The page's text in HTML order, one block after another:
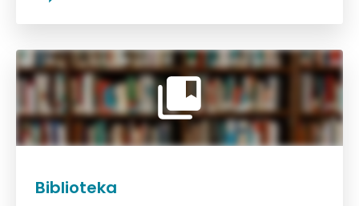
Biblioteka